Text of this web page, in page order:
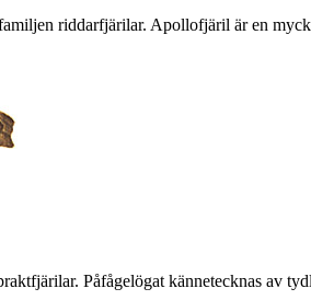
riddarfjärilar. Apollofjäril är en
Påfågelögat kännetecknas av